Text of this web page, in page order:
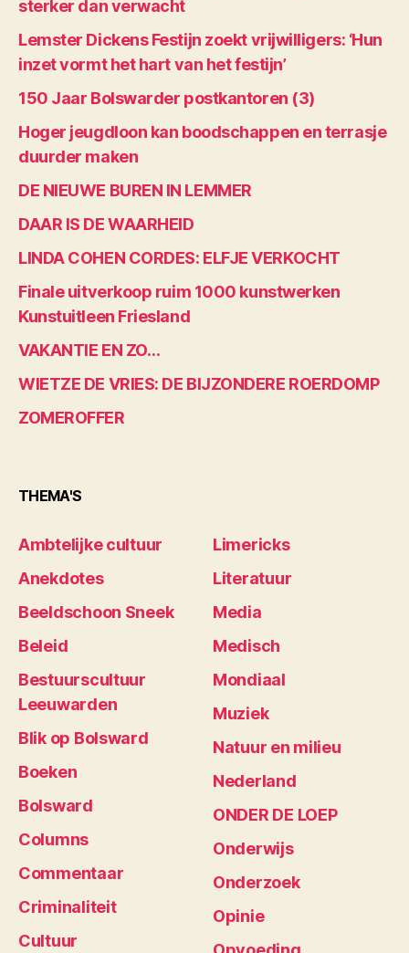
sterker dan verwacht
Lemster Dickens Festijn zoekt vrijwilligers: ‘Hun
inzet vormt het hart van het festijn’
150 Jaar Bolswarder postkantoren (3)
Hoger jeugdloon kan boodschappen en terrasje
duurder maken
DE NIEUWE BUREN IN LEMMER
DAAR IS DE WAARHEID
LINDA COHEN CORDES: ELFJE VERKOCHT
Finale uitverkoop ruim 1000 kunstwerken
Kunstuitleen Friesland
VAKANTIE EN ZO…
WIETZE DE VRIES: DE BIJZONDERE ROERDOMP
ZOMEROFFER
THEMA'S
Ambtelijke cultuur
Anekdotes
Beeldschoon Sneek
Beleid
Bestuurscultuur
Leeuwarden
Blik op Bolsward
Boeken
Bolsward
Columns
Commentaar
Criminaliteit
Cultuur
Limericks
Literatuur
Media
Medisch
Mondiaal
Muziek
Natuur en milieu
Nederland
ONDER DE LOEP
Onderwijs
Onderzoek
Opinie